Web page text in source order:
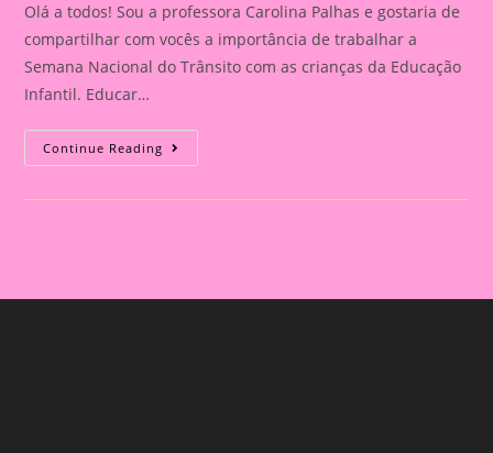
Olá a todos! Sou a professora Carolina Palhas e gostaria de
compartilhar com vocês a importância de trabalhar a
Semana Nacional do Trânsito com as crianças da Educação
Infantil. Educar…
Continue Reading Atividade
Com
Tema
No